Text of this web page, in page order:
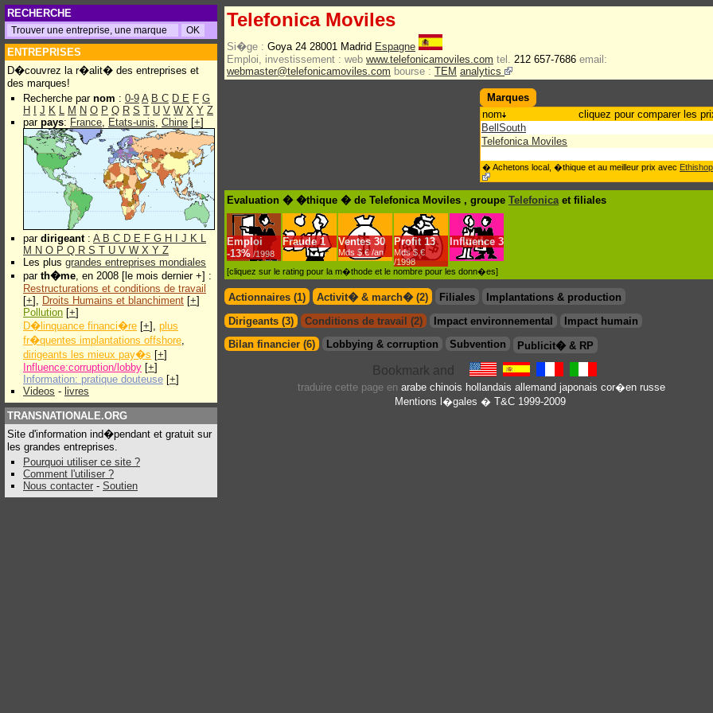
RECHERCHE
ENTREPRISES
D�couvrez la r�alit� des entreprises et
des marques!
Recherche par nom : 0-9 A B C D E F G
H
J K L M N O P Q R S T U V W X Y Z
par pays: France, Etats-unis, Chine [+]
par dirigeant: A B C D E F G H J K L
M N O P Q R S T U V W X Y Z
Les plus grandes entreprises mondiales
par th�me, en 2008 [le mois dernier +] :
Restructurations et conditions de travail
[+], Droits Humains et blanchiment [+]
Pollution [+]
D�linquance financi�re [+], plus
fr�quentes implantations offshore,
dirigeants les mieux pay�s [+]
Influence:corruption/lobby [+]
Information: pratique douteuse [+]
Videos - livres
TRANSNATIONALE.ORG
Site d'information ind�pendant et gratuit sur
les grandes entreprises.
Pourquoi utiliser ce site ?
Comment l'utiliser ?
Nous contacter - Soutien
Telefonica Moviles
Si�ge : Goya 24 28001 Madrid Espagne
Emploi, investissement : web www.telefonicamoviles.com tel. 212 657-7686 email:
webmaster@telefonicamoviles.com bourse : TEM analytics
Marques
nom
cliquez pour comparer les
BellSouth
Telefonica Moviles
� Achetons local, �thique et au meilleur prix avec Ethishop
Evaluation � �thique � de Telefonica Moviles , groupe Telefonicaet filiales
Emploi
-13% /1998
Fraude 1 Ventes 30
Mds $.€ /an
Profit 13
Mds $.€
/1998
Influence 3
[cliquez sur le rating pour la m�thode et le nombre pour les donn�es]
Actionnaires (1) Activit� & march� (2) Filiales
Implantations & production
Dirigeants (3)
Conditions de travail (2) Impact environnemental
Impact humain
Bilan financier (6)
Lobbying & corruption Subvention Publicit� & RP
traduire cette page en arabe chinois hollandais allemand japonais cor�en russe
Mentions l�gales � T&C 1999-2009